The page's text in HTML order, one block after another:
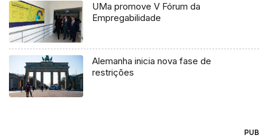
UMa promove V Fórum da
Empregabilidade
Alemanha inicia nova fase de
restrições
PUB